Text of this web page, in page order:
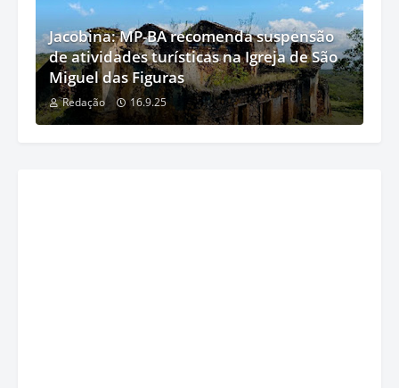
Jacobina: MP-BA recomenda suspensão
de atividades turísticas na Igreja de São
Miguel das Figuras
Redação 16.9.25